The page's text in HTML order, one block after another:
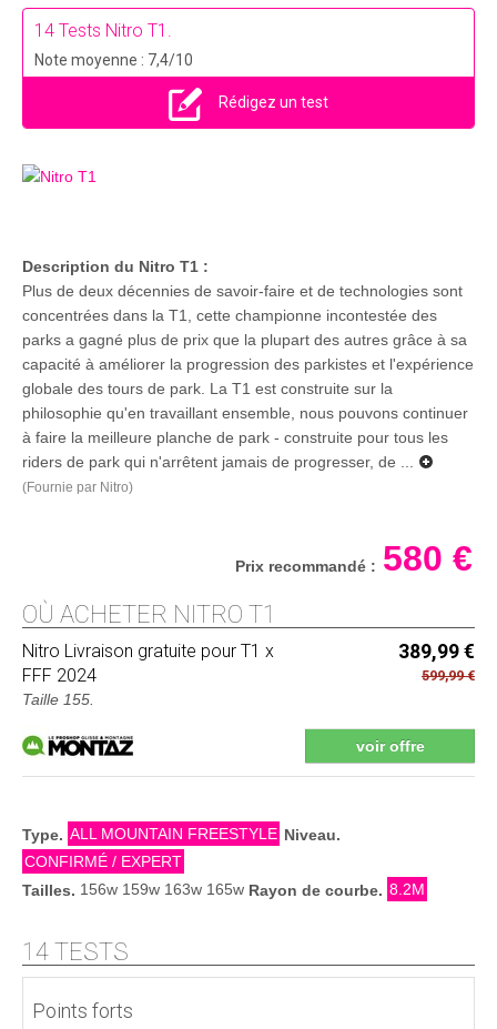
14 Tests Nitro T1.
Note moyenne : 7,4/10
Rédigez un test
Description du Nitro T1 :
Plus de deux décennies de savoir-faire et de technologies sont
concentrées dans la T1, cette championne incontestée des
parks a gagné plus de prix que la plupart des autres grâce à sa
capacité à améliorer la progression des parkistes et l'expérience
globale des tours de park. La T1 est construite sur la
philosophie qu'en travaillant ensemble, nous pouvons continuer
à faire la meilleure planche de park - construite pour tous les
riders de park qui n'arrêtent jamais de progresser, de ...
(Fournie par Nitro)
Prix recommandé : 580 €
OÙ ACHETER NITRO T1
Nitro Livraison gratuite pour T1 x
FFF 2024
389,99 €
599,99 €
Taille 155.
voir offre
Type. ALL MOUNTAIN FREESTYLE Niveau.
CONFIRMÉ / EXPERT
Tailles. 156w 159w 163w 165w Rayon de courbe. 8.2M
14 TESTS
Points forts